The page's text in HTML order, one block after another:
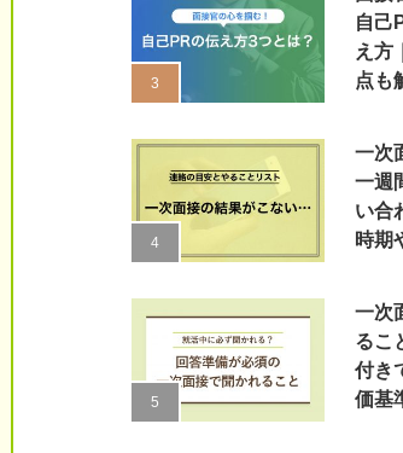
自己
え方
点も
一次
一週
い合
時期
一次
るこ
付き
価基